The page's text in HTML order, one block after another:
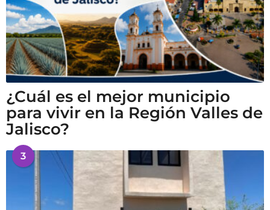
¿Cuál es el mejor municipio
para vivir en la Región Valles de
Jalisco?
3